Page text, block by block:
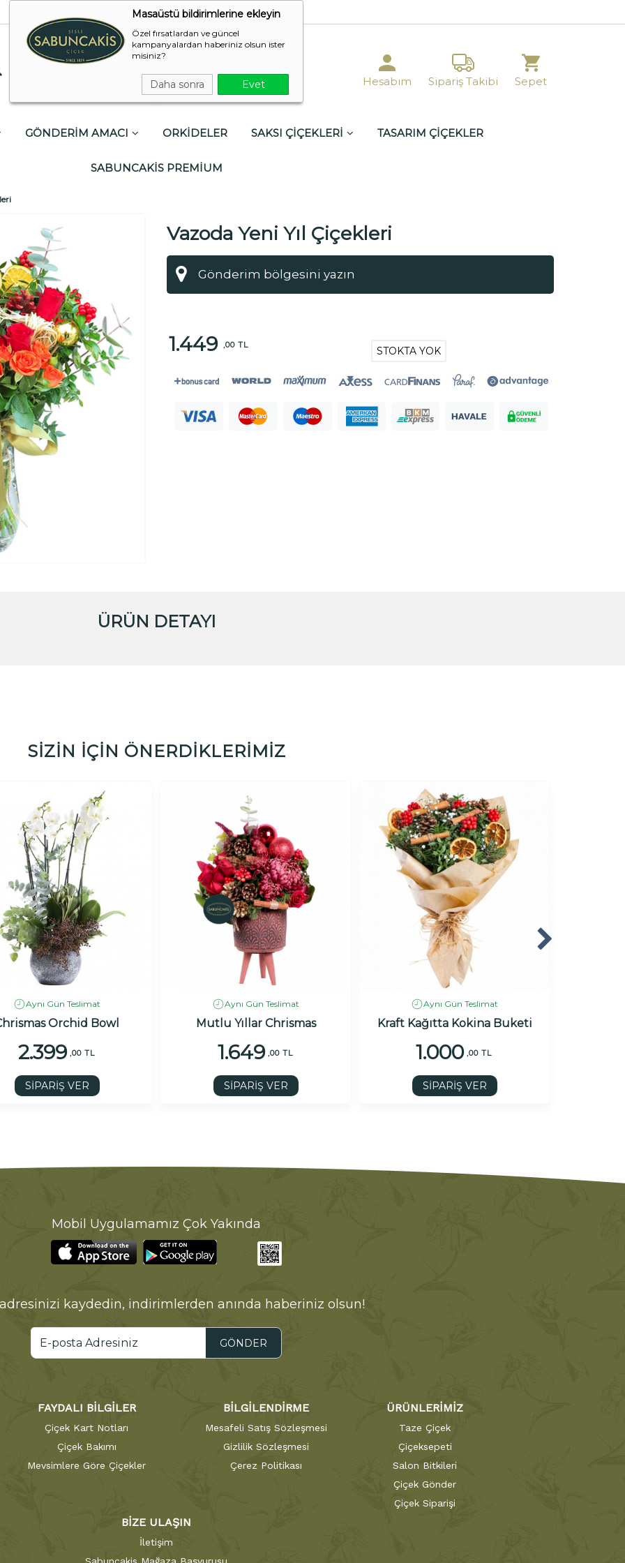
Masaüstü bildirimlerine ekleyin
Özel fırsatlardan ve güncel
kampanyalardan haberiniz olsun ister
misiniz?
Daha sonra Evet Hesabım Sipariş Takibi Sepet
GÖNDERİM AMACI ORKİDELER SAKSI ÇİÇEKLERİ TASARIM ÇİÇEKLER
SABUNCAKİS PREMİUM
Vazoda Yeni Yıl Çiçekleri
1.449 ,00 TL
STOKTA YOK
ÜRÜN DETAYI
SİZİN İÇİN ÖNERDİKLERİMİZ
Aynı Gün Teslimat
Orchid Bowl
2.399 ,00 TL
SİPARİŞ VER
Aynı Gün Teslimat
Mutlu Yıllar Chrismas
1.649 ,00 TL
SİPARİŞ VER
Aynı Gün Teslimat
Kraft Kağıtta Kokina Buketi
1.000 ,00 TL
SİPARİŞ VER
Mobil Uygulamamız Çok Yakında
kaydedin, indirimlerden anında haberiniz olsun!
GÖNDER
FAYDALI BİLGİLER
Çiçek Kart Notları
Çiçek Bakımı
Mevsimlere Göre Çiçekler
BİLGİLENDİRME
Mesafeli Satış Sözleşmesi
Gizlilik Sözleşmesi
Çerez Politikası
ÜRÜNLERİMİZ
Taze Çiçek
Çiçeksepeti
Salon Bitkileri
Çiçek Gönder
Çiçek Siparişi
BİZE ULAŞIN
İletişim